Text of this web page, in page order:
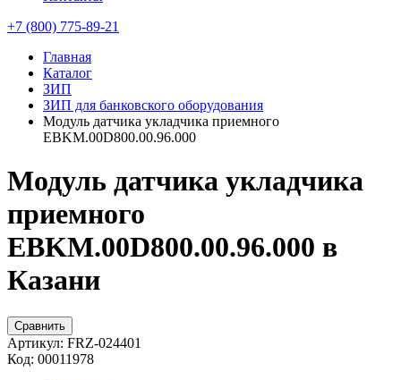
+7 (800) 775-89-21
Главная
Каталог
ЗИП
ЗИП для банковского оборудования
Модуль датчика укладчика приемного
EBKM.00D800.00.96.000
Модуль датчика укладчика
приемного
EBKM.00D800.00.96.000 в
Казани
Сравнить
Артикул: FRZ-024401
Код: 00011978